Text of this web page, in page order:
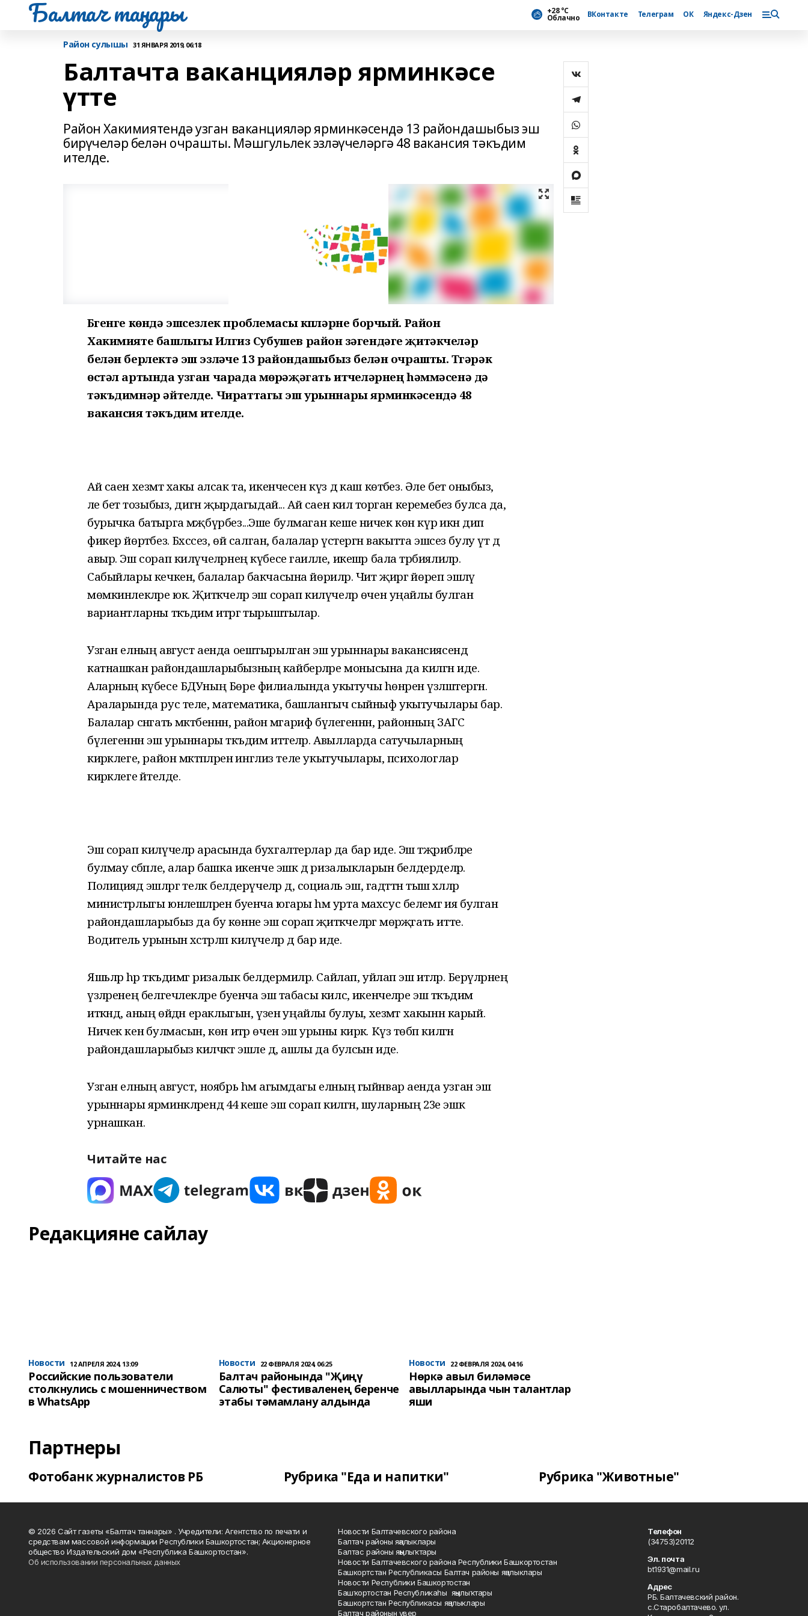
Балтач таңнары +28 °С
Облачно ВКонтакте Телеграм ОК Яндекс-Дзен
Район сулышы 31 ЯНВАРЯ 2019, 06:18
Балтачта ваканцияләр ярминкәсе
үтте
Район Хакимиятендә узган ваканцияләр ярминкәсендә 13 райондашыбыз эш
бирүчеләр белән очрашты. Мәшгульлек эзләүчеләргә 48 вакансия тәкъдим
ителде.
Бүгенге көндә эшсезлек проблемасы күпләрне борчый. Район
Хакимияте башлыгы Илгиз Субушев район үзәгендәге җитәкчеләр
белән берлектә эш эзләүче 13 райондашыбыз белән очрашты. Түгәрәк
өстәл артында узган чарада мөрәҗәгать итүчеләрнең hәммәсенә дә
тәкъдимнәр әйтелде. Чираттагы эш урыннары ярминкәсендә 48
вакансия тәкъдим ителде.
Ай саен хезмәт хакы алсак та, икенчесен күз дә каш көтәбез. Әле бетә оныбыз,
әле бетә тозыбыз, дигән җырдагыдай... Ай саен килә торган керемебез булса да,
бурычка батырга мәҗбүрбез...Эше булмаган кеше ничек көн күрә икән дип
фикер йөртәбез. Бәхәссез, өй салган, балалар үстергән вакытта эшсез булу үтә дә
авыр. Эш сорап килүчеләрнең күбесе гаиләле, икешәр бала тәрбиялиләр.
Сабыйлары кечкенә, балалар бакчасына йөриләр. Чит җиргә йөреп эшләү
мөмкинлекләре юк. Җитәкчеләр эш сорап килүчеләр өчен уңайлы булган
вариантларны тәкъдим итәргә тырыштылар.
Узган елның август аенда оештырылган эш урыннары вакансиясендә
катнашкан райондашларыбызның кайберләре монысына да килгән иде.
Аларның күбесе БДУның Бөре филиалында укытучы hөнәрен үзләштергән.
Араларында рус теле, математика, башлангыч сыйныф укытучылары бар.
Балалар сәнгать мәктәбеннән, район мәгариф бүлегеннән, районның ЗАГС
бүлегеннән эш урыннары тәкъдим иттеләр. Авылларда сатучыларның
кирәклеге, район мәктәпләренә инглиз теле укытучылары, психологлар
кирәклеге әйтелде.
Эш сорап килүчеләр арасында бухгалтерлар да бар иде. Эш тәҗрибәләре
булмау сәбәпле, алар башка икенче эшкә дә ризалыкларын белдерделәр.
Полициядә эшләргә теләк белдерүчеләр дә, социаль эш, гадәттән тыш хәлләр
министрлыгы юнәлешләрен буенча югары hәм урта махсус белемгә ия булган
райондашларыбыз да бу көнне эш сорап җитәкчеләргә мөрәҗәгать итте.
Водитель урынын хәстәрләп килүчеләр дә бар иде.
Яшьләр hәр тәкъдимгә ризалык белдермиләр. Сайлап, уйлап эш итәләр. Берәүләрнең
үзләренең белгечлекләре буенча эш табасы килсә, икенчеләре эш тәкъдим
иткәндә, аның өйдән ераклыгын, үзенә уңайлы булуы, хезмәт хакынн карый.
Ничек кенә булмасын, көн итәр өчен эш урыны кирәк. Күз төбәп килгән
райондашларыбыз киләчәктә эшле дә, ашлы да булсын иде.
Узган елның август, ноябрь hәм агымдагы елның гыйнвар аенда узган эш
урыннары ярминкләрендә 44 кеше эш сорап килгән, шуларның 23­е эшкә
урнашкан.
Читайте нас
Редакцияне сайлау
Новости 12 АПРЕЛЯ 2024, 13:09
Российские пользователи
столкнулись с мошенничеством
в WhatsApp
Новости 22 ФЕВРАЛЯ 2024, 06:25
Балтач районында "Җиңү
Салюты" фестиваленең беренче
этабы тәмамлану алдында
Новости 22 ФЕВРАЛЯ 2024, 04:16
Нөркә авыл биләмәсе
авылларында чын талантлар
яши
Партнеры
Фотобанк журналистов РБ Рубрика "Еда и напитки" Рубрика "Животные"
© 2026 Сайт газеты «Балтач таннары» . Учредители: Агентство по печати и
средствам массовой информации Республики Башкортостан; Акционерное
общество Издательский дом «Республика Башкортостан».
Об использовании персональных данных
Новости Балтачевского района
Балтач районы яңалыклары
Балтас районы яңылыҡтары
Новости Балтачевского района Республики Башкортостан
Башкортстан Республикасы Балтач районы яңалыклары
Новости Республики Башкортостан
Башҡортостан Республикаһы яңылыҡтары
Башкортстан Республикасы яңалыклары
Балтач районын увер
Телефон
(34753)20112
Эл. почта
bt1931@mail.ru
Адрес
РБ. Балтачевский район.
с.Старобалтачево. ул.